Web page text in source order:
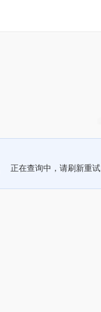
正在查询中，请刷新重试